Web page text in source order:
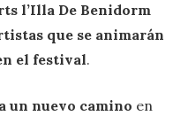
l’Illa De Benidorm
que se animarán
el festival.
un nuevo camino en